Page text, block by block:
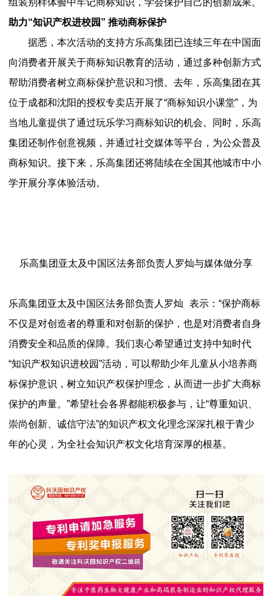
助力“知识产权进校园” 推动商标保护
据悉，本次活动的支持方乐高集团已连续三年在中国面
向消费者开展关于商标知识教育的活动，通过多种创新方式
帮助消费者树立商标保护意识和习惯。去年，乐高集团在其
位于成都和沈阳的授权专卖店开展了“商标知识小课堂”，为
当地儿童提供了通过玩乐学习商标知识的机会。同时，乐高
集团还制作创意视频，并通过社交媒体等平台，为公众普及
商标知识。接下来，乐高集团还将陆续在全国其他城市中小
学开展分享体验活动。
乐高集团亚太及中国区法务部负责人 罗灿与媒体做分享
乐高集团亚太及中国区法务部负责人 罗灿
表示：“保护商标
不仅是对创造者的尊重和对创新的保护，也是对消费者自身
消费安全和品质的保障。我们衷心希望通过支持中知时代
“知识产权知识进校园”活动，可以帮助少年儿童从小培养商
标保护意识，树立知识产权保护理念，从而进一步扩大商标
保护的声量。”希望社会各界都能积极参与，让“尊重知识、
崇尚创新、诚信守法”的知识产权文化理念深深扎根于青少
年的心灵，为全社会知识产权文化培育深厚的根基。